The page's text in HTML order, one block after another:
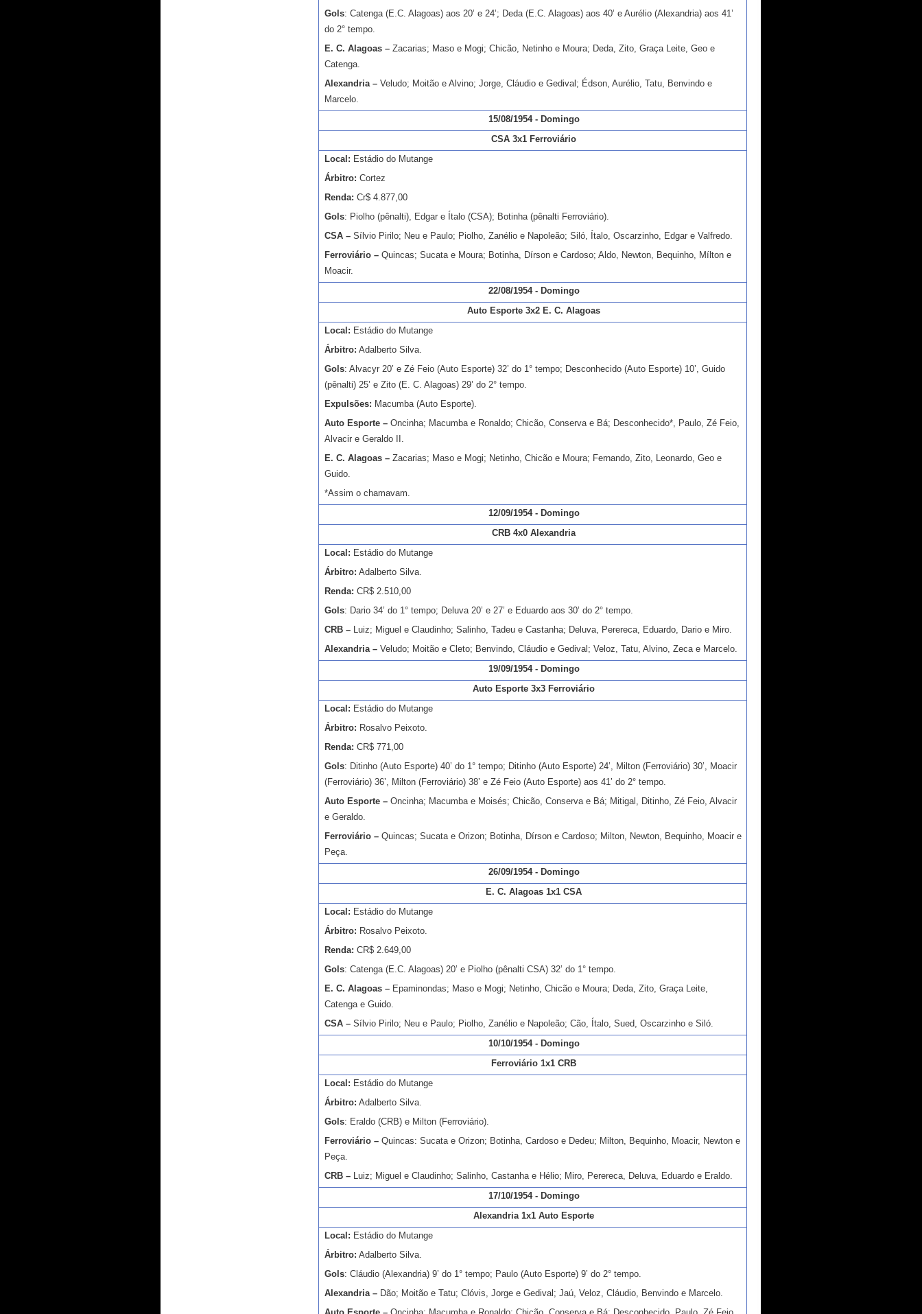
Gols: Catenga (E.C. Alagoas) aos 20’ e 24’; Deda (E.C. Alagoas) aos 40’ e Aurélio (Alexandria) aos 41’
do 2° tempo.
E. C. Alagoas – Zacarias; Maso e Mogi; Chicão, Netinho e Moura; Deda, Zito, Graça Leite, Geo e
Catenga.
Alexandria – Veludo; Moitão e Alvino; Jorge, Cláudio e Gedival; Édson, Aurélio, Tatu, Benvindo e
Marcelo.
15/08/1954 - Domingo
CSA 3x1 Ferroviário
Local: Estádio do Mutange
Árbitro: Cortez
Renda: Cr$ 4.877,00
Gols: Piolho (pênalti), Edgar e Ítalo (CSA); Botinha (pênalti Ferroviário).
CSA – Sílvio Pirilo; Neu e Paulo; Piolho, Zanélio e Napoleão; Siló, Ítalo, Oscarzinho, Edgar e Valfredo.
Ferroviário – Quincas; Sucata e Moura; Botinha, Dírson e Cardoso; Aldo, Newton, Bequinho, Mílton e
Moacir.
22/08/1954 - Domingo
Auto Esporte 3x2 E. C. Alagoas
Local: Estádio do Mutange
Árbitro: Adalberto Silva.
Gols: Alvacyr 20’ e Zé Feio (Auto Esporte) 32’ do 1° tempo; Desconhecido (Auto Esporte) 10’, Guido
(pênalti) 25’ e Zito (E. C. Alagoas) 29’ do 2° tempo.
Expulsões: Macumba (Auto Esporte).
Auto Esporte – Oncinha; Macumba e Ronaldo; Chicão, Conserva e Bá; Desconhecido*, Paulo, Zé Feio,
Alvacir e Geraldo II.
E. C. Alagoas – Zacarias; Maso e Mogi; Netinho, Chicão e Moura; Fernando, Zito, Leonardo, Geo e
Guido.
*Assim o chamavam.
12/09/1954 - Domingo
CRB 4x0 Alexandria
Local: Estádio do Mutange
Árbitro: Adalberto Silva.
Renda: CR$ 2.510,00
Gols: Dario 34’ do 1° tempo; Deluva 20’ e 27’ e Eduardo aos 30’ do 2° tempo.
CRB – Luiz; Miguel e Claudinho; Salinho, Tadeu e Castanha; Deluva, Perereca, Eduardo, Dario e Miro.
Alexandria – Veludo; Moitão e Cleto; Benvindo, Cláudio e Gedival; Veloz, Tatu, Alvino, Zeca e Marcelo.
19/09/1954 - Domingo
Auto Esporte 3x3 Ferroviário
Local: Estádio do Mutange
Árbitro: Rosalvo Peixoto.
Renda: CR$ 771,00
Gols: Ditinho (Auto Esporte) 40’ do 1° tempo; Ditinho (Auto Esporte) 24’, Milton (Ferroviário) 30’, Moacir
(Ferroviário) 36’, Milton (Ferroviário) 38’ e Zé Feio (Auto Esporte) aos 41’ do 2° tempo.
Auto Esporte – Oncinha; Macumba e Moisés; Chicão, Conserva e Bá; Mitigal, Ditinho, Zé Feio, Alvacir
e Geraldo.
Ferroviário – Quincas; Sucata e Orizon; Botinha, Dírson e Cardoso; Milton, Newton, Bequinho, Moacir e
Peça.
26/09/1954 - Domingo
E. C. Alagoas 1x1 CSA
Local: Estádio do Mutange
Árbitro: Rosalvo Peixoto.
Renda: CR$ 2.649,00
Gols: Catenga (E.C. Alagoas) 20’ e Piolho (pênalti CSA) 32’ do 1° tempo.
E. C. Alagoas – Epaminondas; Maso e Mogi; Netinho, Chicão e Moura; Deda, Zito, Graça Leite,
Catenga e Guido.
CSA – Sílvio Pirilo; Neu e Paulo; Piolho, Zanélio e Napoleão; Cão, Ítalo, Sued, Oscarzinho e Siló.
10/10/1954 - Domingo
Ferroviário 1x1 CRB
Local: Estádio do Mutange
Árbitro: Adalberto Silva.
Gols: Eraldo (CRB) e Milton (Ferroviário).
Ferroviário – Quincas: Sucata e Orizon; Botinha, Cardoso e Dedeu; Milton, Bequinho, Moacir, Newton e
Peça.
CRB – Luiz; Miguel e Claudinho; Salinho, Castanha e Hélio; Miro, Perereca, Deluva, Eduardo e Eraldo.
17/10/1954 - Domingo
Alexandria 1x1 Auto Esporte
Local: Estádio do Mutange
Árbitro: Adalberto Silva.
Gols: Cláudio (Alexandria) 9’ do 1° tempo; Paulo (Auto Esporte) 9’ do 2° tempo.
Alexandria – Dão; Moitão e Tatu; Clóvis, Jorge e Gedival; Jaú, Veloz, Cláudio, Benvindo e Marcelo.